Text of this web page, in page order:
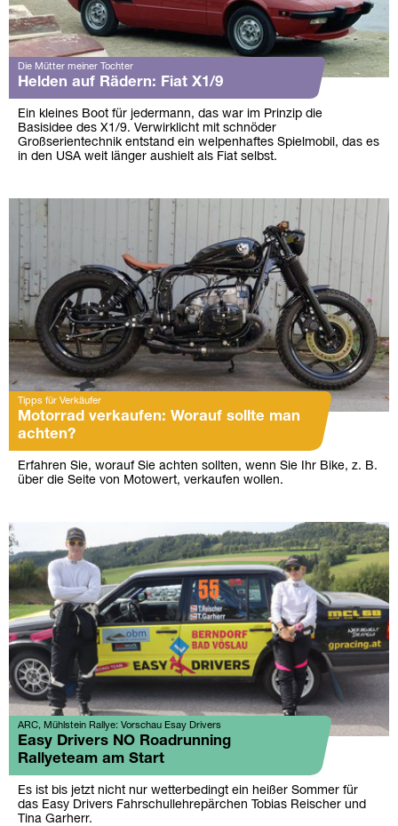
Die Mütter meiner Tochter
Helden auf Rädern: Fiat X1/9
Ein kleines Boot für jedermann, das war im Prinzip die
Basisidee des X1/9. Verwirklicht mit schnöder
Großserientechnik entstand ein welpenhaftes Spielmobil, das es
in den USA weit länger aushielt als Fiat selbst.
Tipps für Verkäufer
Motorrad verkaufen: Worauf sollte man
achten?
Erfahren Sie, worauf Sie achten sollten, wenn Sie Ihr Bike, z. B.
über die Seite von Motowert, verkaufen wollen.
ARC, Mühlstein Rallye: Vorschau Esay Drivers
Easy Drivers NO Roadrunning
Rallyeteam am Start
Es ist bis jetzt nicht nur wetterbedingt ein heißer Sommer für
das Easy Drivers Fahrschullehrepärchen Tobias Reischer und
Tina Garherr.